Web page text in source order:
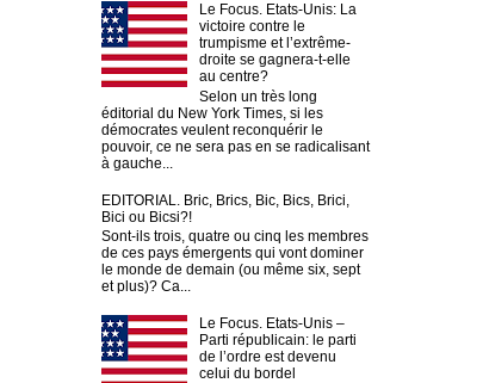
Le Focus. Etats-Unis: La
victoire contre le
trumpisme et l’extrême-
droite se gagnera-t-elle
au centre?
Selon un très long
éditorial du New York Times, si les
démocrates veulent reconquérir le
pouvoir, ce ne sera pas en se radicalisant
à gauche...
EDITORIAL. Bric, Brics, Bic, Bics, Brici,
Bici ou Bicsi?!
Sont-ils trois, quatre ou cinq les membres
de ces pays émergents qui vont dominer
le monde de demain (ou même six, sept
et plus)? Ca...
Le Focus. Etats-Unis –
Parti républicain: le parti
de l’ordre est devenu
celui du bordel